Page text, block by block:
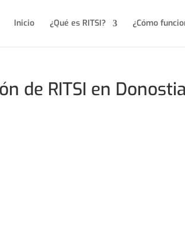
Inicio ¿Qué es RITSI? ¿Cómo
de RITSI en Donostia